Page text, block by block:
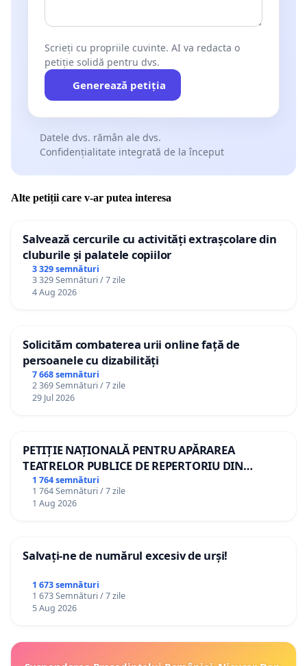
Scrieți cu propriile cuvinte. AI va redacta o
petiție solidă pentru dvs.
Generează petiția
Datele dvs. rămân ale dvs.
Confidențialitate integrată de la început
Alte petiții care v-ar putea interesa
Salvează cercurile cu activități extrașcolare din
cluburile și palatele copiilor
3 329 semnături
3 329 Semnături / 7 zile
4 Aug 2026
Solicităm combaterea urii online față de
persoanele cu dizabilități
7 668 semnături
2 369 Semnături / 7 zile
29 Jul 2026
PETIȚIE NAȚIONALĂ PENTRU APĂRAREA
TEATRELOR PUBLICE DE REPERTORIU DIN
ROMÂNIA
1 764 semnături
1 764 Semnături / 7 zile
1 Aug 2026
Salvați-ne de numărul excesiv de urși!
1 673 semnături
1 673 Semnături / 7 zile
5 Aug 2026